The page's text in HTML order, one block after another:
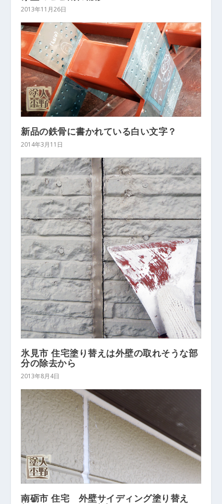
2013年11月26日
新品の鉄骨に書かれている白い文字？
2014年3月11日
氷見市 住宅塗り替えは外壁の取れそうな部
分の除去から
2013年8月4日
南砺市 住宅 外壁サイディング塗り替え